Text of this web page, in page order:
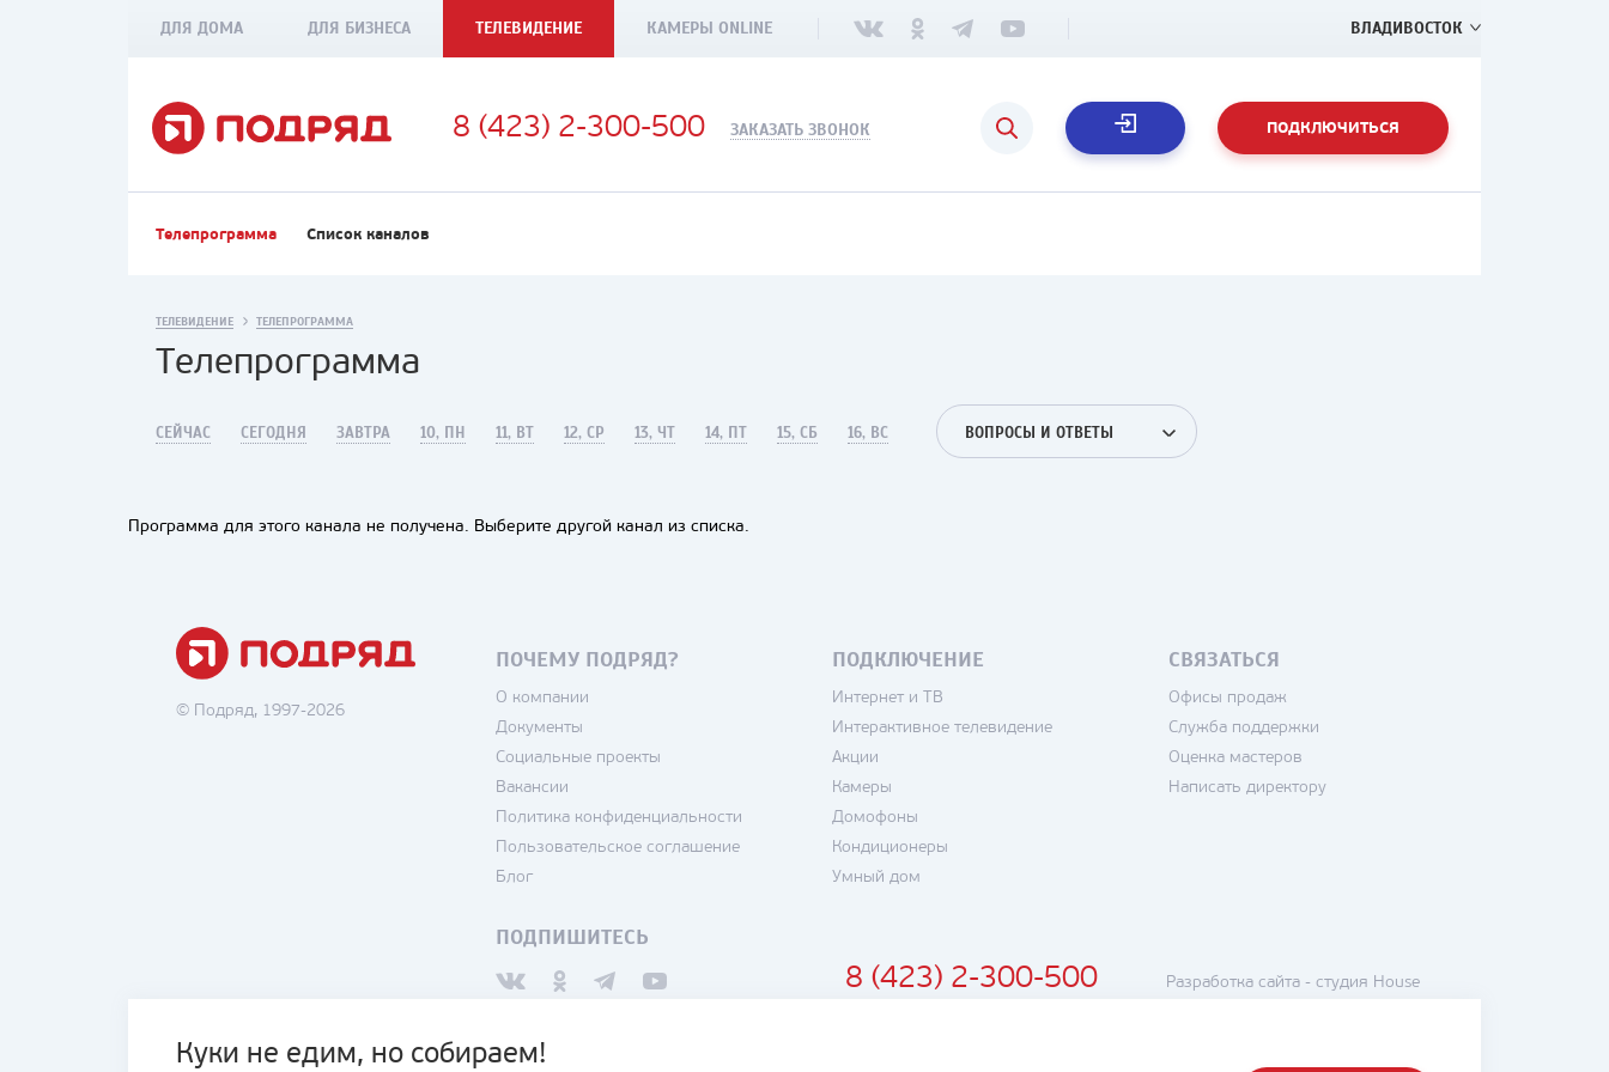
ДЛЯ ДОМА ДЛЯ БИЗНЕСА ТЕЛЕВИДЕНИЕ КАМЕРЫ ONLINE ВЛАДИВОСТОК
8 (423) 2-300-500 ЗАКАЗАТЬ ЗВОНОК ПОДКЛЮЧИТЬСЯ
Телепрограмма Список каналов
Куки не едим, но собираем!
ТЕЛЕВИДЕНИЕ ТЕЛЕПРОГРАММА
Телепрограмма
СЕЙЧАС СЕГОДНЯ ЗАВТРА 10, ПН 11, ВТ 12, СР 13, ЧТ 14, ПТ 15, СБ 16, ВС ВОПРОСЫ И ОТВЕТЫ
Программа для этого канала не получена. Выберите другой канал из списка.
© Подряд, 1997-2026
ПОЧЕМУ ПОДРЯД?
О компании
Документы
Социальные проекты
Вакансии
Политика конфиденциальности
Пользовательское соглашение
Блог
ПОДКЛЮЧЕНИЕ
Интернет и ТВ
Интерактивное телевидение
Акции
Камеры
Домофоны
Кондиционеры
Умный дом
СВЯЗАТЬСЯ
Офисы продаж
Служба поддержки
Оценка мастеров
Написать директору
ПОДПИШИТЕСЬ
8 (423) 2-300-500 Разработка сайта - студия House